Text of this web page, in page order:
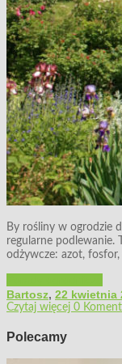
By rośliny w ogrodzie
regularne podlewanie.
odżywcze: azot,
Bartosz, 22 kwietnia
Czytaj więcej 0
Polecamy